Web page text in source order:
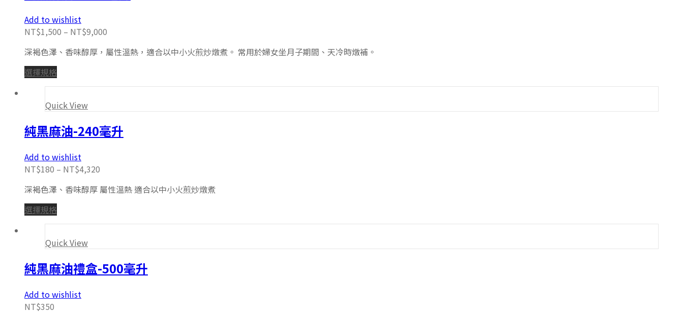
Add to wishlist
NT$1,500 – NT$9,000
深褐色澤、香味醇厚，屬性溫熱，適合以中小火煎炒燉煮。 常用於婦女坐月子期間、天冷時燉補。
選擇規格
Quick View
純黑麻油-240毫升
Add to wishlist
NT$180 – NT$4,320
深褐色澤、香味醇厚 屬性溫熱 適合以中小火煎炒燉煮
選擇規格
Quick View
純黑麻油禮盒-500毫升
Add to wishlist
NT$350